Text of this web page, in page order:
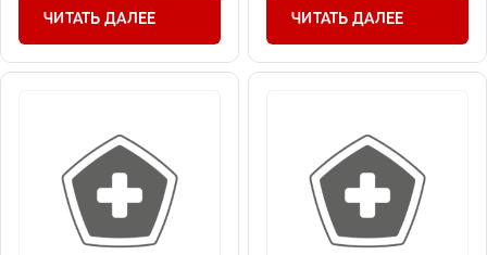
ЧИТАТЬ ДАЛЕЕ ЧИТАТЬ ДАЛЕЕ